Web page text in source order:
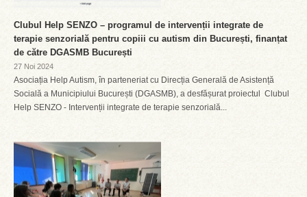
Clubul Help SENZO – programul de intervenții integrate de
terapie senzorială pentru copiii cu autism din București, finanțat
de către DGASMB București
27 Noi 2024
Asociația Help Autism, în parteneriat cu Direcția Generală de Asistență
Socială a Municipiului București (DGASMB), a desfășurat proiectul Clubul
Help SENZO - Intervenții integrate de terapie senzorială...